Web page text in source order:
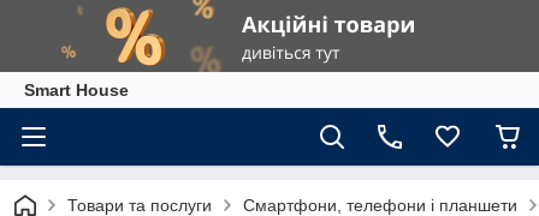
Smart House
Товари та послуги Смартфони, телефони і планшети